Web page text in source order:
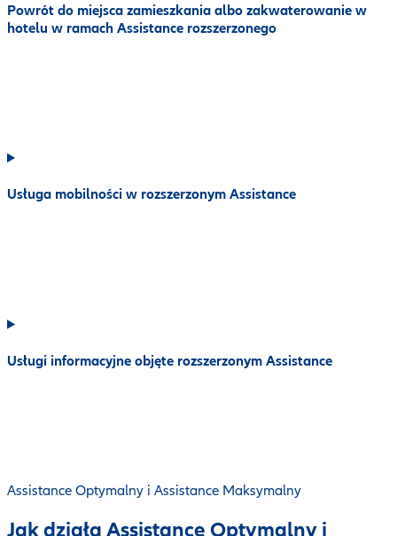
Powrót do miejsca zamieszkania albo zakwaterowanie w
hotelu w ramach Assistance rozszerzonego
Usługa mobilności w rozszerzonym Assistance
Usługi informacyjne objęte rozszerzonym Assistance
Assistance Optymalny i Assistance Maksymalny
Jak działa Assistance Optymalny i